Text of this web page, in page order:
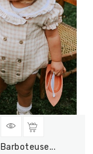
Barboteuse...